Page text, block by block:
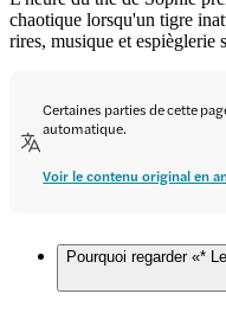
chaotique lorsqu'un tigre
rires, musique et espièglerie
Certaines parties de cette
automatique.
Voir le contenu original en
Pourquoi regarder «*